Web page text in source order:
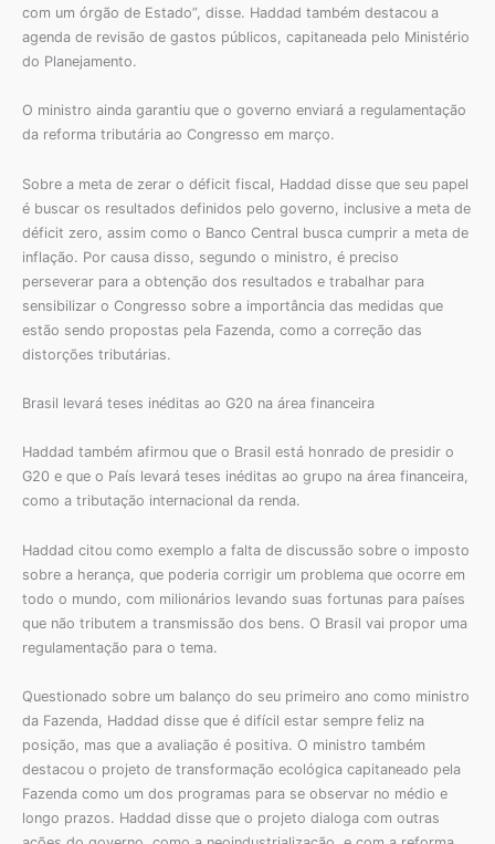
com um órgão de Estado”, disse. Haddad também destacou a
agenda de revisão de gastos públicos, capitaneada pelo Ministério
do Planejamento.
O ministro ainda garantiu que o governo enviará a regulamentação
da reforma tributária ao Congresso em março.
Sobre a meta de zerar o déficit fiscal, Haddad disse que seu papel
é buscar os resultados definidos pelo governo, inclusive a meta de
déficit zero, assim como o Banco Central busca cumprir a meta de
inflação. Por causa disso, segundo o ministro, é preciso
perseverar para a obtenção dos resultados e trabalhar para
sensibilizar o Congresso sobre a importância das medidas que
estão sendo propostas pela Fazenda, como a correção das
distorções tributárias.
Brasil levará teses inéditas ao G20 na área financeira
Haddad também afirmou que o Brasil está honrado de presidir o
G20 e que o País levará teses inéditas ao grupo na área financeira,
como a tributação internacional da renda.
Haddad citou como exemplo a falta de discussão sobre o imposto
sobre a herança, que poderia corrigir um problema que ocorre em
todo o mundo, com milionários levando suas fortunas para países
que não tributem a transmissão dos bens. O Brasil vai propor uma
regulamentação para o tema.
Questionado sobre um balanço do seu primeiro ano como ministro
da Fazenda, Haddad disse que é difícil estar sempre feliz na
posição, mas que a avaliação é positiva. O ministro também
destacou o projeto de transformação ecológica capitaneado pela
Fazenda como um dos programas para se observar no médio e
longo prazos. Haddad disse que o projeto dialoga com outras